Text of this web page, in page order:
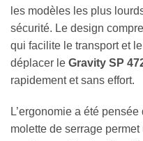
les modèles les plus
sécurité. Le design
qui facilite le transport et
déplacer le Gravity SP
rapidement et sans effort.
L’ergonomie a été
molette de serrage